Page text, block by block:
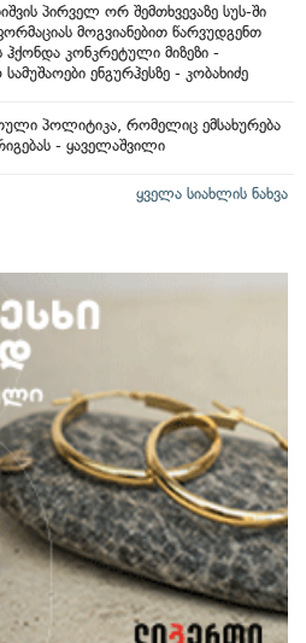
პირველ ორ შემთხვევაზე სუს-ში
მოგვიანებით წარვუდგენთ
ჰქონდა კონკრეტული მიზეზი -
ენგურჰესზე - კობახიძე
პოლიტიკა, რომელიც ემსახურება
- ყაველაშვილი
ყველა სიახლის ნახვა